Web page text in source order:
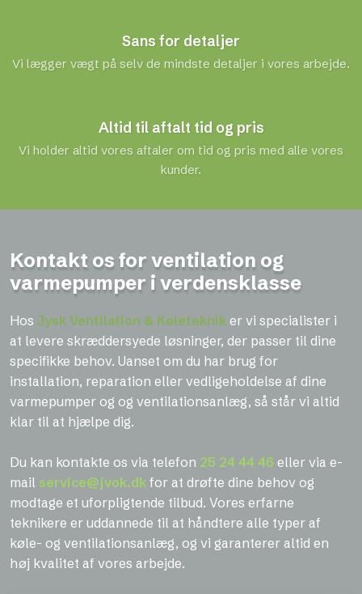
Sans for detaljer
Vi lægger vægt på selv de mindste detaljer i vores arbejde.
Altid til aftalt tid og pris
Vi holder altid vores aftaler om tid og pris med alle vores
kunder.
Kontakt os for ventilation og
varmepumper i verdensklasse
HosJysk Ventilation & Køleteknik er vi specialister i
at levere skræddersyede løsninger, der passer til dine
specifikke behov. Uanset om du har brug for
installation, reparation eller vedligeholdelse af dine
varmepumper og og ventilationsanlæg, så står vi altid
klar til at hjælpe dig.
Du kan kontakte os via telefon 25 24 44 46 eller via e-
mail service@jvok.dk for at drøfte dine behov og
modtage et uforpligtende tilbud. Vores erfarne
teknikere er uddannede til at håndtere alle typer af
køle- og ventilationsanlæg, og vi garanterer altid en
høj kvalitet af vores arbejde.